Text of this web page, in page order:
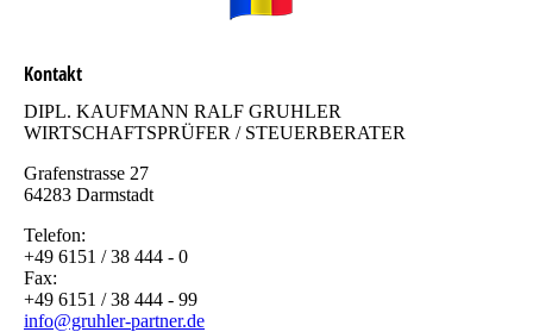
Kontakt
DIPL. KAUFMANN RALF GRUHLER
WIRTSCHAFTSPRÜFER / STEUERBERATER
Grafenstrasse 27
64283 Darmstadt
Telefon:
+49 6151 / 38 444 - 0
Fax:
+49 6151 / 38 444 - 99
info@gruhler-partner.de